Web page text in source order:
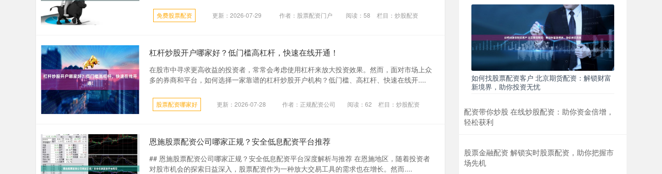
免费股票配资 更新：2026-07-29 作者：股票配资门户 阅读： 58 栏目： 炒股配资
杠杆炒股开户哪家好？低门槛高杠杆，快速在线开通！
在股市中寻求更高收益的投资者，常常会考虑使用杠杆来放大投资效果。然而，面对市场上众
多的券商和平台，如何选择一家靠谱的杠杆炒股开户机构？低门槛、高杠杆、快速在线开....
股票配资哪家好 更新：2026-07-28 作者：正规配资公司 阅读：62 栏目：炒股配资
恩施股票配资公司哪家正规？安全低息配资平台推荐
## 恩施股票配资公司哪家正规？安全低息配资平台深度解析与推荐 在恩施地区，随着投资者
对股市机会的探索日益深入，股票配资作为一种放大交易工具的需求也在增长。然而....
如何找股票配资客户 北京期货配资：解锁财富
新境界，助你投资无忧
配资带你炒股 在线炒股配资：助你资金倍增，
轻松获利
股票金融配资 解锁实时股票配资，助你把握市
场先机